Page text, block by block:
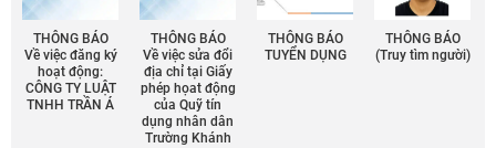
THÔNG BÁO
Về việc đăng ký
hoạt động:
CÔNG TY LUẬT
TNHH TRẦN Á
THÔNG BÁO
Về việc sửa đổi
địa chỉ tại Giấy
phép họat động
của Quỹ tín
dụng nhân dân
Trường Khánh
THÔNG BÁO
TUYỂN DỤNG
THÔNG BÁO
(Truy tìm người)